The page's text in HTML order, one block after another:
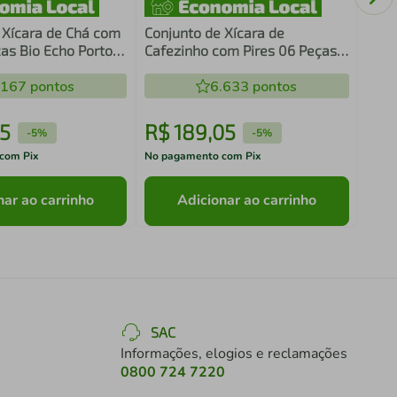
de Chá com
Bio Echo Porto
pontos
-5%
Pix
ao carrinho
Conjunto de Xícara de
Cafezinho com Pires 06 Peças
6.633 pontos
R$189,05 -5%
No pagamento com Pix
Adicionar ao carrinho
SAC
Informações, elogios e reclamações
0800 724 7220